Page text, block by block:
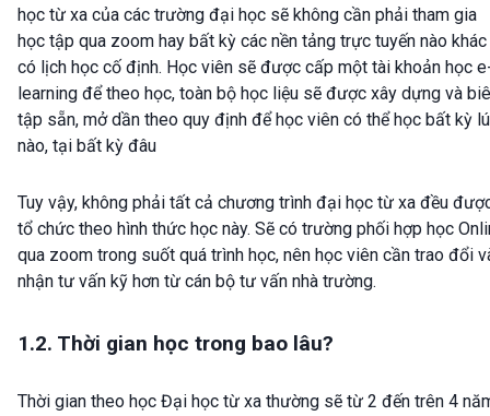
học từ xa của các trường đại học sẽ không cần phải tham gia
học tập qua zoom hay bất kỳ các nền tảng trực tuyến nào khác
có lịch học cố định. Học viên sẽ được cấp một tài khoản học
learning để theo học, toàn bộ học liệu sẽ được xây dựng và
tập sẵn, mở dần theo quy định để học viên có thể học bất kỳ
nào, tại bất kỳ đâu
Tuy vậy, không phải tất cả chương trình đại học từ xa đều
tổ chức theo hình thức học này. Sẽ có trường phối hợp học
qua zoom trong suốt quá trình học, nên học viên cần trao đổi
nhận tư vấn kỹ hơn từ cán bộ tư vấn nhà trường.
1.2. Thời gian học trong bao lâu?
Thời gian theo học Đại học từ xa thường sẽ từ 2 đến trên 4